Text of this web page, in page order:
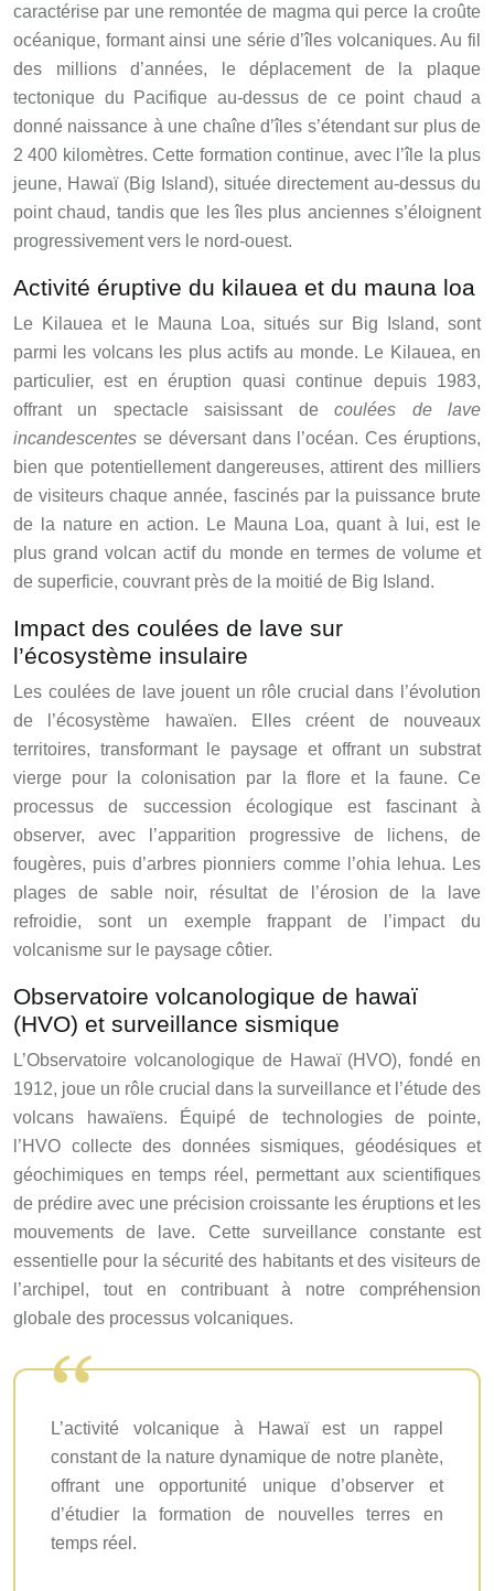
caractérise par une remontée de magma qui perce la croûte
océanique, formant ainsi une série d’îles volcaniques. Au fil
des millions d’années, le déplacement de la plaque
tectonique du Pacifique au-dessus de ce point chaud a
donné naissance à une chaîne d’îles s’étendant sur plus de
2 400 kilomètres. Cette formation continue, avec l’île la plus
jeune, Hawaï (Big Island), située directement au-dessus du
point chaud, tandis que les îles plus anciennes s’éloignent
progressivement vers le nord-ouest.
Activité éruptive du kilauea et du mauna loa
Le Kilauea et le Mauna Loa, situés sur Big Island, sont
parmi les volcans les plus actifs au monde. Le Kilauea, en
particulier, est en éruption quasi continue depuis 1983,
offrant un spectacle saisissant decoulées de lave
incandescentes se déversant dans l’océan. Ces éruptions,
bien que potentiellement dangereuses, attirent des milliers
de visiteurs chaque année, fascinés par la puissance brute
de la nature en action. Le Mauna Loa, quant à lui, est le
plus grand volcan actif du monde en termes de volume et
de superficie, couvrant près de la moitié de Big Island.
Impact des coulées de lave sur
l’écosystème insulaire
Les coulées de lave jouent un rôle crucial dans l’évolution
de l’écosystème hawaïen. Elles créent de nouveaux
territoires, transformant le paysage et offrant un substrat
vierge pour la colonisation par la flore et la faune. Ce
processus de succession écologique est fascinant à
observer, avec l’apparition progressive de lichens, de
fougères, puis d’arbres pionniers comme l’ohia lehua. Les
plages de sable noir, résultat de l’érosion de la lave
refroidie, sont un exemple frappant de l’impact du
volcanisme sur le paysage côtier.
Observatoire volcanologique de hawaï
(HVO) et surveillance sismique
L’Observatoire volcanologique de Hawaï (HVO), fondé en
1912, joue un rôle crucial dans la surveillance et l’étude des
volcans hawaïens. Équipé de technologies de pointe,
l’HVO collecte des données sismiques, géodésiques et
géochimiques en temps réel, permettant aux scientifiques
de prédire avec une précision croissante les éruptions et les
mouvements de lave. Cette surveillance constante est
essentielle pour la sécurité des habitants et des visiteurs de
l’archipel, tout en contribuant à notre compréhension
globale des processus volcaniques.
L’activité volcanique à Hawaï est un rappel
constant de la nature dynamique de notre planète,
offrant une opportunité unique d’observer et
d’étudier la formation de nouvelles terres en
temps réel.